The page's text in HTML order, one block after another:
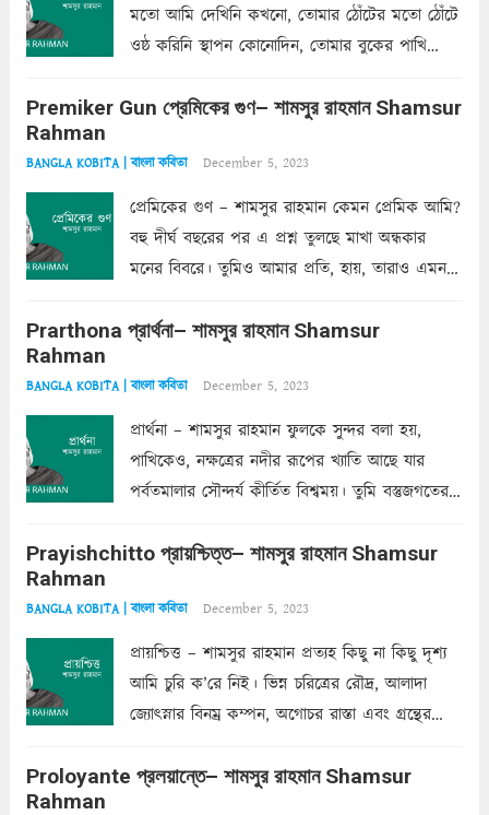
মতো আমি দেখিনি কখনো, তোমার ঠোঁটের মতো ঠোঁটে
ওষ্ঠ করিনি স্থাপন কোনোদিন, তোমার বুকের পাখি
কোথাও কি এরকম ছায়া দেয় ক্লান্তির প্রহরে? মুছে
Premiker Gun প্রেমিকের গুণ– শামসুর রাহমান Shamsur
Rahman
BANGLA KOBITA | বাংলা কবিতা December 5, 2023
প্রেমিকের গুণ – শামসুর রাহমান কেমন প্রেমিক আমি?
বহু দীর্ঘ বছরের পর এ প্রশ্ন তুলছে মাখা অন্ধকার
মনের বিবরে। তুমিও আমার প্রতি, হায়, তারাও এমন
একান্ত জরুরি- নইলে একটি দেয়াল নিমেষেই ভীষণ
Prarthona প্রার্থনা– শামসুর রাহমান Shamsur
Rahman
BANGLA KOBITA | বাংলা কবিতা December 5, 2023
প্রার্থনা – শামসুর রাহমান ফুলকে সুন্দর বলা হয়,
পাখিকেও, নক্ষত্রের নদীর রূপের খ্যাতি আছে যার
পর্বতমালার সৌন্দর্য কীর্তিত বিশ্বময়। তুমি বস্তুজগতের
তার সুষমায় পার্থক্য অনেক। তোমাকে সুন্দরী বলা চলে,
Prayishchitto প্রায়শ্চিত্ত– শামসুর রাহমান Shamsur
Rahman
BANGLA KOBITA | বাংলা কবিতা December 5, 2023
প্রায়শ্চিত্ত – শামসুর রাহমান প্রত্যহ কিছু না কিছু দৃশ্য
আমি চুরি ক’রে নিই। ভিন্ন চরিত্রের রৌদ্র, আলাদা
জ্যোৎস্নার বিনম্র কম্পন, অগোচর রাস্তা এবং গ্রন্থের
ছায়াচ্ছন্ন মোহন মিথুন মূর্তি, লোপামুদ্রা ভীষণ বিব্রত
Proloyante প্রলয়ান্তে– শামসুর রাহমান Shamsur
Rahman